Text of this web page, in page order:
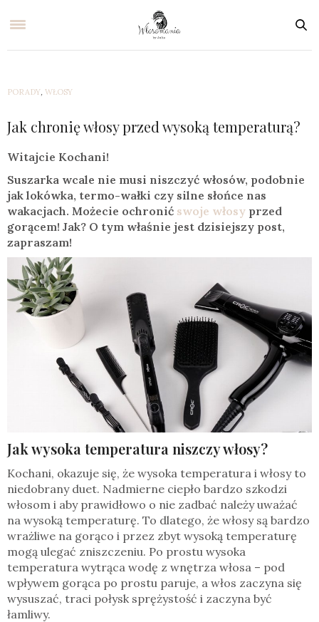
PORADY, WŁOSY
Jak chronię włosy przed wysoką temperaturą?
Witajcie Kochani!
Suszarka wcale nie musi niszczyć włosów, podobnie
jak lokówka, termo-wałki czy silne słońce nas
wakacjach. Możecie ochronić swoje włosy przed
gorącem! Jak? O tym właśnie jest dzisiejszy post,
zapraszam!
Jak wysoka temperatura niszczy włosy?
Kochani, okazuje się, że wysoka temperatura i włosy to
niedobrany duet. Nadmierne ciepło bardzo szkodzi
włosom i aby prawidłowo o nie zadbać należy uważać
na wysoką temperaturę. To dlatego, że włosy są bardzo
wrażliwe na gorąco i przez zbyt wysoką temperaturę
mogą ulegać zniszczeniu. Po prostu wysoka
temperatura wytrąca wodę z wnętrza włosa – pod
wpływem gorąca po prostu paruje, a włos zaczyna się
wysuszać, traci połysk sprężystość i zaczyna być
łamliwy.